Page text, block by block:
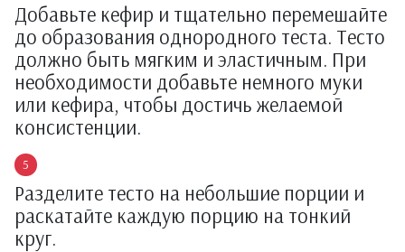
Добавьте кефир и тщательно перемешайте
до образования однородного теста. Тесто
должно быть мягким и эластичным. При
необходимости добавьте немного муки
или кефира, чтобы достичь желаемой
консистенции.
Разделите тесто на небольшие порции и
раскатайте каждую порцию на тонкий
круг.